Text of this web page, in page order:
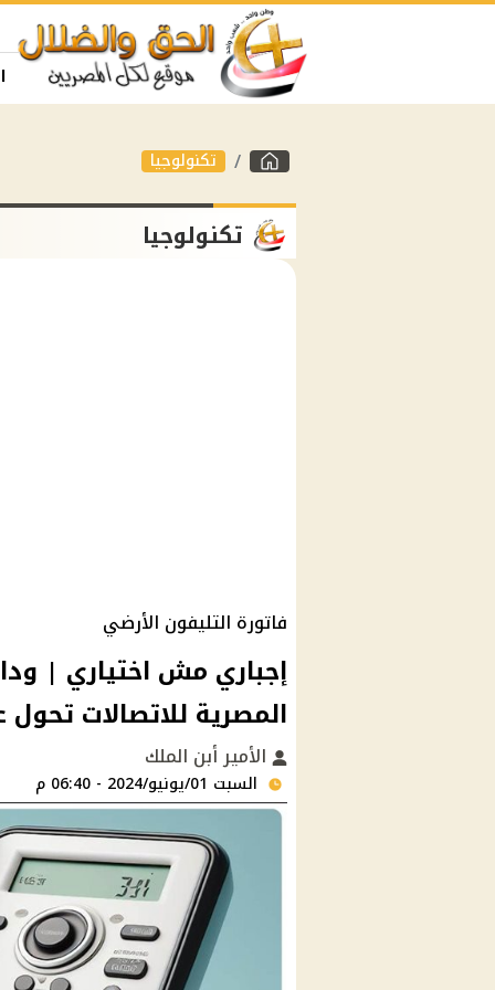
تكنولوجيا
تكنولوجيا
فاتورة التليفون الأرضي
إجباري مش اختياري |
المصرية للاتصالات
الأمير أبن الملك
السبت 01/يونيو/2024 - 06:40 م